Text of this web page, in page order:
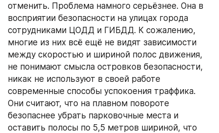
отменить. Проблема намного серьёзнее. Она в
восприятии безопасности на улицах города
сотрудниками ЦОДД и ГИБДД. К сожалению,
многие из них всё ещё не видят зависимости
между скоростью и шириной полос движения,
не понимают смысла островков безопасности,
никак не используют в своей работе
современные способы успокоения траффика.
Они считают, что на плавном повороте
безопаснее убрать парковочные места и
оставить полосы по 5,5 метров шириной, что